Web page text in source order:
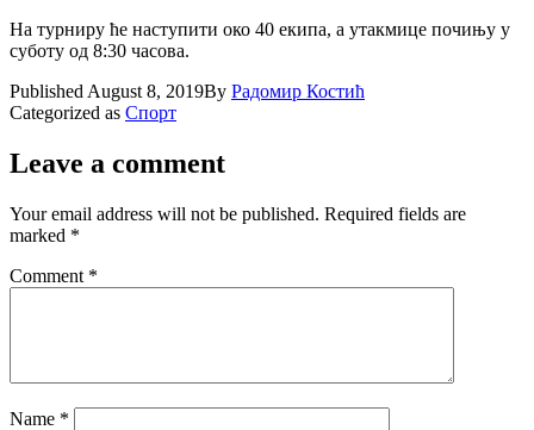
На турниру ће наступити око 40 екипа, а утакмице почињу у
суботу од 8:30 часова.
Published August 8, 2019By Радомир Костић
Categorized as Спорт
Leave a comment
Your email address will not be published. Required fields are
marked *
Comment *
Name *